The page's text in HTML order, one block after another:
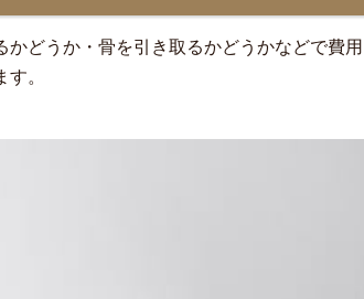
どうか・骨を引き取るかどうかなどで費用
。